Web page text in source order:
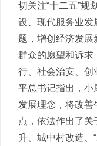
切关注“十二五”规
设、现代服务业发
题，增创经济发
群众的愿望和诉求
行、社会治安、创
平总书记指出，小
发展理念，将改
点，依法作出了
升、城中村改造、